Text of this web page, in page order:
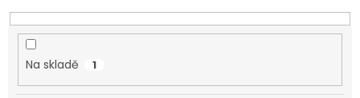
T
Ů
Na skladě 1